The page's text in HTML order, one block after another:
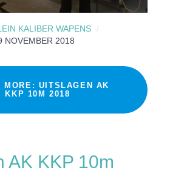
KALIBER WAPENS
NOVEMBER 2018
MORE: UITSLAGEN AK
KKP 10M 2018
AK KKP 10m